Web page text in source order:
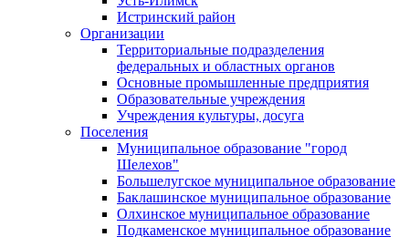
Истринский район
Организации
Территориальные подразделения
федеральных и областных органов
Основные промышленные предприятия
Образовательные учреждения
Учреждения культуры, досуга
Поселения
Муниципальное образование "город
Шелехов"
Большелугское муниципальное образование
Баклашинское муниципальное образование
Олхинское муниципальное образование
Подкаменское муниципальное образование